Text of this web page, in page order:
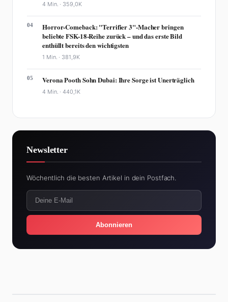
4 Min. · 359,0K
04
Horror-Comeback: "Terrifier 3"-Macher bringen
beliebte FSK-18-Reihe zurück – und das erste Bild
enthüllt bereits den wichtigsten
1 Min. · 381,9K
05 Verona Pooth Sohn Dubai: Ihre Sorge ist Unerträglich
4 Min. ·440,1K
Newsletter
Wöchentlich die besten Artikel in dein Postfach.
Abonnieren